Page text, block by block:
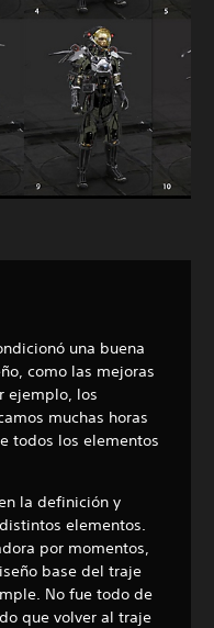
una buena
como las mejoras
ejemplo, los
muchas horas
todos los elementos
la definición y
elementos.
por momentos,
base del traje
No fue todo de
que volver al traje